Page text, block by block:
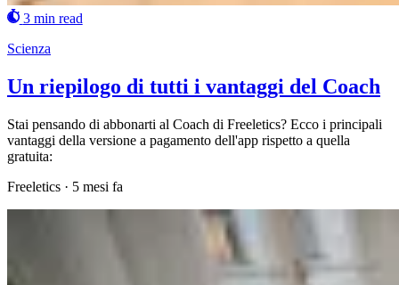
3 min read
Scienza
Un riepilogo di tutti i vantaggi del Coach
Stai pensando di abbonarti al Coach di Freeletics? Ecco i principali
vantaggi della versione a pagamento dell'app rispetto a quella
gratuita:
Freeletics · 5 mesi fa